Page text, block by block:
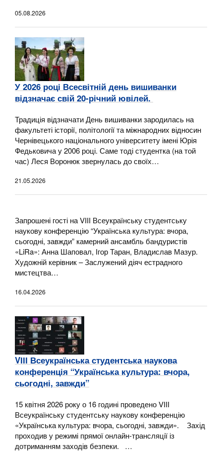
05.08.2026
У 2026 році Всесвітній день вишиванки
відзначає свій 20-річний ювілей.
Традиція відзначати День вишиванки зародилась на
факультеті історії, політології та міжнародних відносин
Чернівецького національного університету імені Юрія
Федьковича у 2006 році. Саме тоді студентка (на той
час) Леся Воронюк звернулась до своїх…
21.05.2026
Запрошені гості на VІІІ Всеукраїнську студентську
наукову конференцію “Українська культура: вчора,
сьогодні, завжди” камерний ансамбль бандуристів
«LiRa»: Анна Шаповал, Ігор Таран, Владислав Мазур.
Художній керівник – Заслужений діяч естрадного
мистецтва…
16.04.2026
VІІІ Всеукраїнська студентська наукова
конференція “Українська культура: вчора,
сьогодні, завжди”
15 квітня 2026 року о 16 годині проведено VІІІ
Всеукраїнську студентську наукову конференцію
«Українська культура: вчора, сьогодні, завжди». Захід
проходив у режимі прямої онлайн-трансляції із
дотриманням заходів безпеки. …